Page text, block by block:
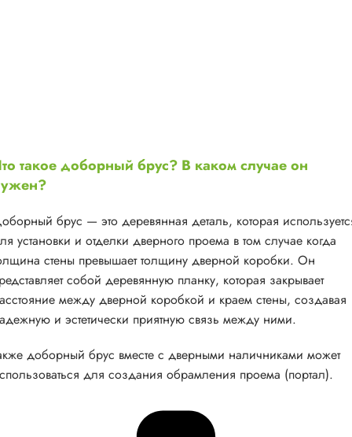
такое доборный брус? В каком случае он
брус — это деревянная деталь, которая
установки и отделки дверного проема в том случае когда
стены превышает толщину дверной коробки. Он
собой деревянную планку, которая закрывает
между дверной коробкой и краем стены, создавая
и эстетически приятную связь между ними.
доборный брус вместе с дверными наличниками может
для создания обрамления проема (портал).